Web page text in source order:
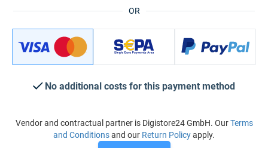
OR
No additional costs for this payment method
Vendor and contractual partner is Digistore24 GmbH. OurTerms
and Conditionsand our Return Policyapply.